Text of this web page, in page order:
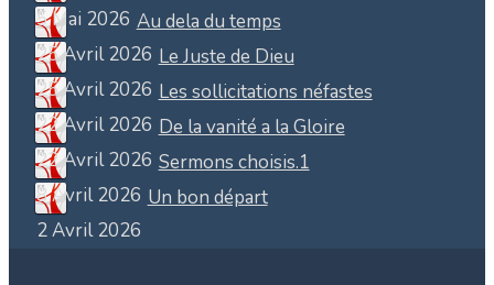
5 Mai 2026 Au dela du temps
25 Avril 2026 Le Juste de Dieu
25 Avril 2026 Les sollicitations néfastes
22 Avril 2026 De la vanité a la Gloire
22 Avril 2026 Sermons choisis.1
8 Avril 2026 Un bon départ
2 Avril 2026